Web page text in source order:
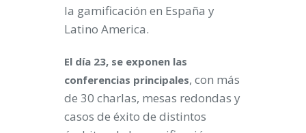
la gamificación en España y
Latino America.
El día 23, se exponen las
conferencias principales, con más
de 30 charlas, mesas redondas y
casos de éxito de distintos